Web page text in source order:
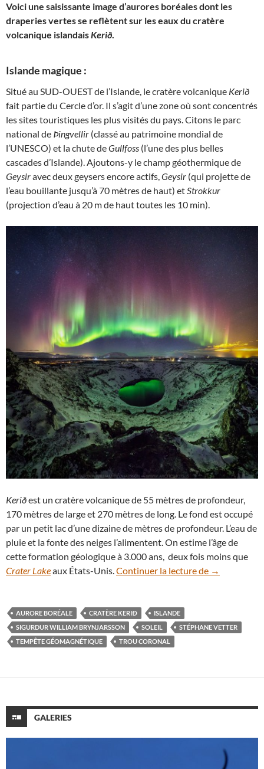
Voici une saisissante image d’aurores boréales dont les
draperies vertes se reflètent sur les eaux du cratère
volcanique islandaisKerið.
Islande magique :
Situé au SUD-OUEST de l’Islande, le cratère volcanique Kerið
fait partie du Cercle d’or. Il s’agit d’une zone où sont concentrés
les sites touristiques les plus visités du pays. Citons le parc
national de Þingvellir (classé au patrimoine mondial de
l’UNESCO) et la chute deGullfoss (l’une des plus belles
cascades d’Islande). Ajoutons-y le champ géothermique de
Geysiravec deux geysers encore actifs,Geysir (qui projette de
l’eau bouillante jusqu’à 70 mètres de haut) etStrokkur
(projection d’eau à 20 m de haut toutes les 10 min).
Keriðest un cratère volcanique de 55 mètres de profondeur,
170 mètres de large et 270 mètres de long. Le fond est occupé
par un petit lac d’une dizaine de mètres de profondeur. L’eau de
pluie et la fonte des neiges l’alimentent. On estime l’âge de
cette formation géologique à 3.000 ans, deux fois moins que
Crater Lakeaux États-Unis.Continuer la lecture de Aurores
→
AURORE BORÉALE CRATÈRE KERIÐ
ISLANDE
SIGURDUR WILLIAM BRYNJARSSON
SOLEIL
STÉPHANE VETTER
TEMPÊTE GÉOMAGNÉTIQUE
TROU CORONAL
GALERIES